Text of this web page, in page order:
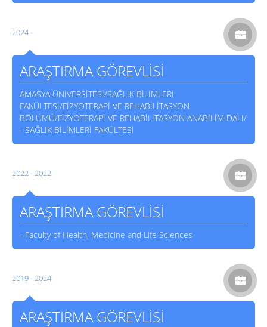
2024 -
ARAŞTIRMA GÖREVLİSİ
AMASYA ÜNİVERSİTESİ/SAĞLIK BİLİMLERİ
FAKÜLTESİ/FİZYOTERAPİ VE REHABİLİTASYON
BÖLÜMÜ/FİZYOTERAPİ VE REHABİLİTASYON ANABİLİM DALI/
- SAĞLIK BİLİMLERİ FAKÜLTESİ
2022 - 2022
ARAŞTIRMA GÖREVLİSİ
- Faculty of Health, Medicine and Life Sciences
2019 - 2024
ARAŞTIRMA GÖREVLİSİ